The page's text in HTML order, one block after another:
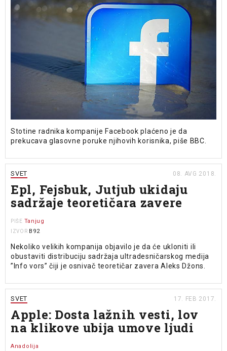
Stotine radnika kompanije Facebook plaćeno je da
prekucava glasovne poruke njihovih korisnika, piše BBC.
SVET 08. AVG 2018.
Epl, Fejsbuk, Jutjub ukidaju
sadržaje teoretičara zavere
PIŠE Tanjug
IZVOR B92
Nekoliko velikih kompanija objavilo je da će ukloniti ili
obustaviti distribuciju sadržaja ultradesničarskog medija
”Info vors” čiji je osnivač teoretičar zavera Aleks Džons.
SVET 17. FEB 2017.
Apple: Dosta lažnih vesti, lov
na klikove ubija umove ljudi
Anadolija